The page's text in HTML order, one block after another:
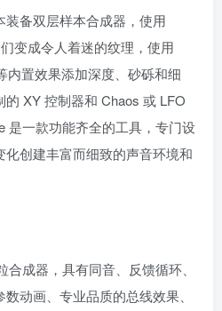
备双层样本合成器，使用
变成令人着迷的纹理，使用
内置效果添加深度、砂砾和细
XY 控制器和 Chaos 或 LFO
是一款功能齐全的工具，专门设
创建丰富而细致的声音环境和
成器，具有同音、反馈循环、
动画、专业品质的总线效果、